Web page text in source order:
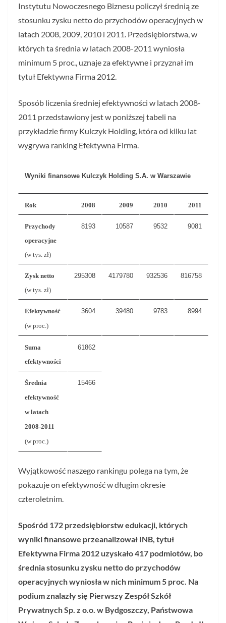
Instytutu Nowoczesnego Biznesu policzył średnią ze
stosunku zysku netto do przychodów operacyjnych w
latach 2008, 2009, 2010 i 2011. Przedsiębiorstwa, w
których ta średnia w latach 2008-2011 wyniosła
minimum 5 proc., uznaje za efektywne i przyznał im
tytuł Efektywna Firma 2012.
Sposób liczenia średniej efektywności w latach 2008-
2011 przedstawiony jest w poniższej tabeli na
przykładzie firmy Kulczyk Holding, która od kilku lat
wygrywa ranking Efektywna Firma.
Wyniki finansowe Kulczyk Holding S.A. w Warszawie
Rok 2008 2009 2010 2011
Przychody
operacyjne
(w tys. zł)
8193 10587 9532 9081
Zysk netto
(w tys. zł)
295308 4179780 932536 816758
Efektywność
(w proc.)
3604 39480 9783 8994
Suma
efektywności
61862
Średnia
efektywność
w latach
2008-2011
(w proc.)
15466
Wyjątkowość naszego rankingu polega na tym, że
pokazuje on efektywność w długim okresie
czteroletnim.
Spośród 172 przedsiębiorstw edukacji, których
wyniki finansowe przeanalizował INB, tytuł
Efektywna Firma 2012 uzyskało 417 podmiotów, bo
średnia stosunku zysku netto do przychodów
operacyjnych wyniosła w nich minimum 5 proc. Na
podium znalazły się Pierwszy Zespół Szkół
Prywatnych Sp. z o.o. w Bydgoszczy, Państwowa